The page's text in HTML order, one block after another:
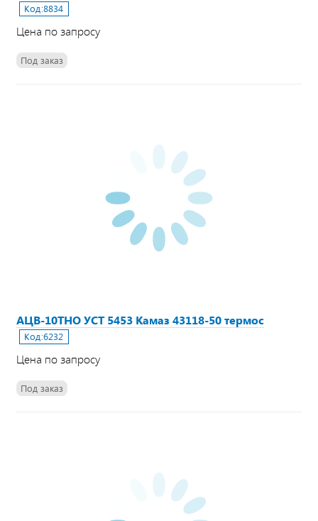
Код:8834
Цена по запросу
Под заказ
АЦВ-10ТНО УСТ 5453 Камаз 43118-50 термос
Код:6232
Цена по запросу
Под заказ